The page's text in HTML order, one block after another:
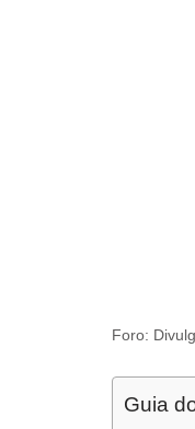
Foro:
Guia